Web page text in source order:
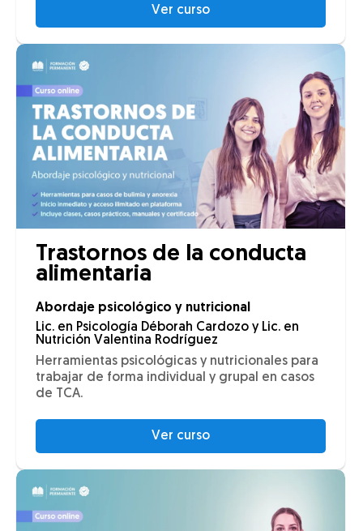
Ver curso
Trastornos de la conducta
alimentaria
Abordaje psicológico y nutricional
Lic. en Psicología Déborah Cardozo y Lic. en
Nutrición Valentina Rodríguez
Herramientas psicológicas y nutricionales para
trabajar de forma individual y grupal en casos
de TCA.
Ver curso